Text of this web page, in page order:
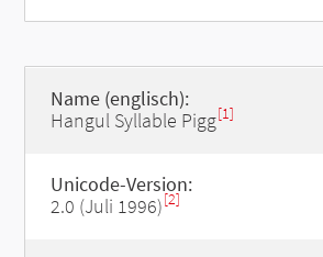
Name (englisch):
Hangul Syllable Pigg[1]
Unicode-Version:
2.0 (Juli 1996)[2]